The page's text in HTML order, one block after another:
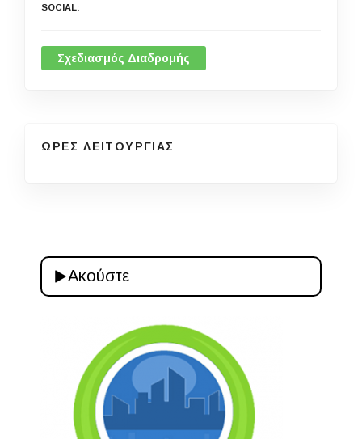
SOCIAL
Σχεδιασμός Διαδρομής
ΩΡΕΣ ΛΕΙΤΟΥΡΓΙΑΣ
Ακούστε